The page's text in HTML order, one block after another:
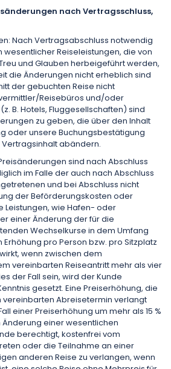
nach Vertragsschluss,
Nach Vertragsabschluss notwendig
Reiseleistungen, die von
und Glauben herbeigeführt werden,
die Änderungen nicht erheblich sind
der gebuchten Reise nicht
Reisebüros und/oder
B. Hotels, Fluggesellschaften) sind
zu geben, die über den Inhalt
oder unsere Buchungsbestätigung
abändern.
sind nach Abschluss
im Falle der auch nach Abschluss
und bei Abschluss nicht
der Beförderungskosten oder
Leistungen, wie Hafen- oder
einer Änderung der für die
Wechselkurse in dem Umfang
pro Person bzw. pro Sitzplatz
wenn zwischen dem
vereinbarten Reiseantritt mehr als vier
der Fall sein, wird der Kunde
gesetzt. Eine Preiserhöhung, die
vereinbarten Abreisetermin verlangt
einer Preiserhöhung um mehr als 15 %
einer wesentlichen
berechtigt, kostenfrei vom
oder die Teilnahme an einer
anderen Reise zu verlangen, wenn